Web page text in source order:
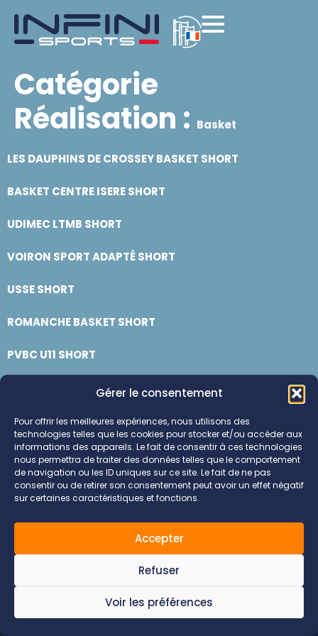
Gérer le consentement
Pour offrir les meilleures expériences, nous utilisons des
technologies telles que les cookies pour stocker et/ou accéder aux
informations des appareils. Le fait de consentir à ces technologies
nous permettra de traiter des données telles que le comportement
de navigation ou les ID uniques sur ce site. Le fait de ne pas
consentir ou de retirer son consentement peut avoir un effet négatif
sur certaines caractéristiques et fonctions.
Accepter
Refuser
Voir les préférences
Catégorie
Réalisation : Basket
LES DAUPHINS DE CROSSEY BASKET SHORT
BASKET CENTRE ISERE SHORT
UDIMEC LTMB SHORT
VOIRON SPORT ADAPTÉ SHORT
USSE SHORT
ROMANCHE BASKET SHORT
PVBC U11 SHORT
LES DAUPHINS DE CROSSEY BASKET FEMME SHORT
BASKET SEYSSINET FONTAINE SHORT
USSB SHORT
Prochain→
MentionsCréation